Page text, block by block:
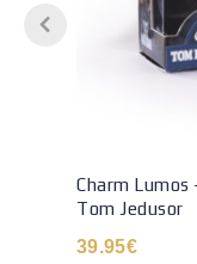
Charm Lumos
Tom Jedusor
39.95€